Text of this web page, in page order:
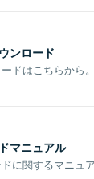
ンロード
ドはこちらから
マニュアル
に関するマニュ